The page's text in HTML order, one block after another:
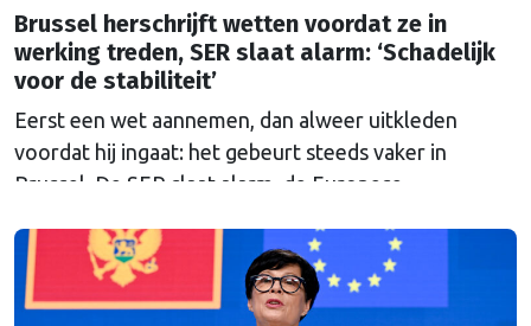
Brussel herschrijft wetten voordat ze in
werking treden, SER slaat alarm: ‘Schadelijk
voor de stabiliteit’
Eerst een wet aannemen, dan alweer uitkleden
voordat hij ingaat: het gebeurt steeds vaker in
Brussel. De SER slaat alarm, de Europese
wetten maakt?